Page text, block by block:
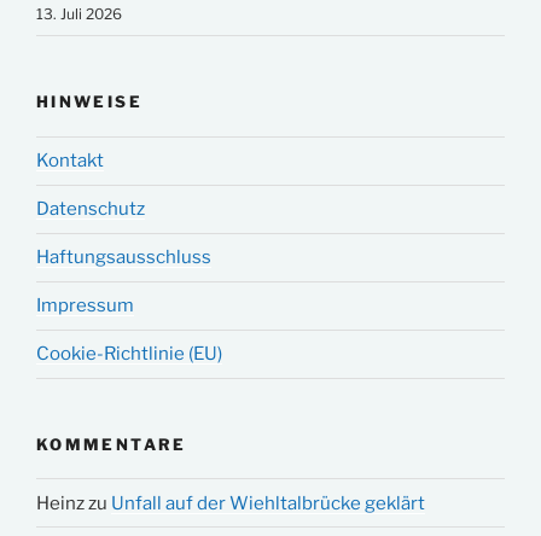
13. Juli 2026
HINWEISE
Kontakt
Datenschutz
Haftungsausschluss
Impressum
Cookie-Richtlinie (EU)
KOMMENTARE
Heinzzu Unfall auf der Wiehltalbrücke geklärt